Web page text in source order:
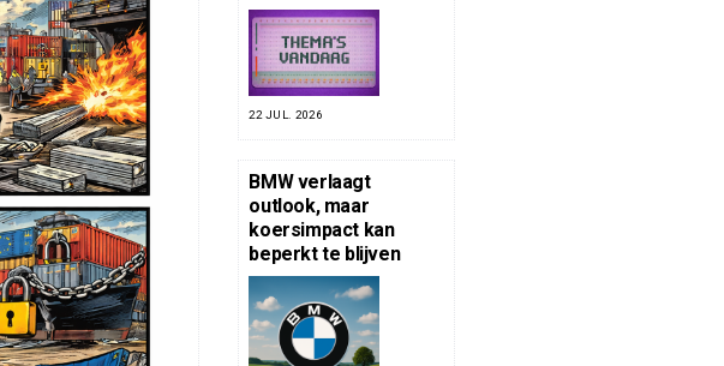
22 JUL. 2026
BMW verlaagt
outlook, maar
koersimpact kan
beperkt te blijven